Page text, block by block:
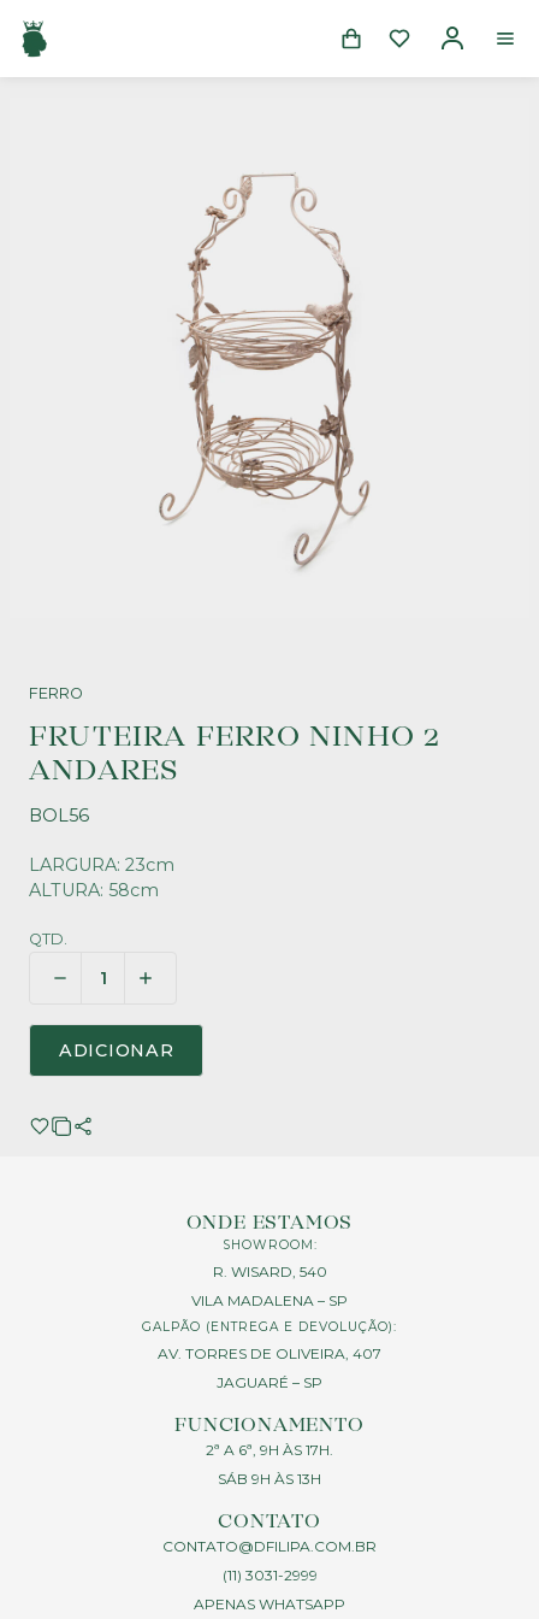
FERRO
FRUTEIRA FERRO NINHO 2
ANDARES
BOL56
LARGURA: 23cm
ALTURA: 58cm
QTD.
ADICIONAR
ONDE ESTAMOS
SHOWROOM:
R. WISARD, 540
VILA MADALENA – SP
GALPÃO (ENTREGA E DEVOLUÇÃO):
AV. TORRES DE OLIVEIRA, 407
JAGUARÉ – SP
FUNCIONAMENTO
2ª A 6ª, 9H ÀS 17H.
SÁB 9H ÀS 13H
CONTATO
CONTATO@DFILIPA.COM.BR
(11) 3031-2999
APENAS WHATSAPP